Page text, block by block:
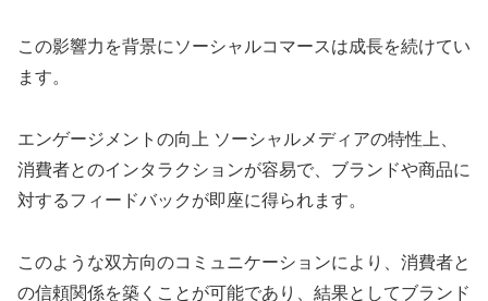
この影響力を背景にソーシャルコマースは成長を続けてい
ます。
エンゲージメントの向上 ソーシャルメディアの特性上、
消費者とのインタラクションが容易で、ブランドや商品に
対するフィードバックが即座に得られます。
このような双方向のコミュニケーションにより、消費者と
の信頼関係を築くことが可能であり、結果としてブランド